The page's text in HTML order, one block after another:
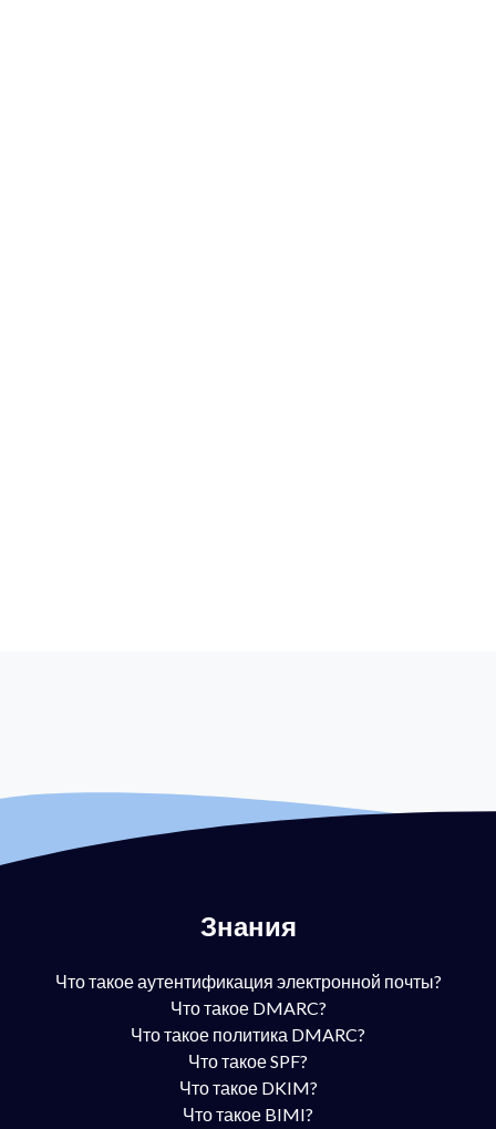
Знания
Что такое аутентификация электронной почты?
Что такое DMARC?
Что такое политика DMARC?
Что такое SPF?
Что такое DKIM?
Что такое BIMI?